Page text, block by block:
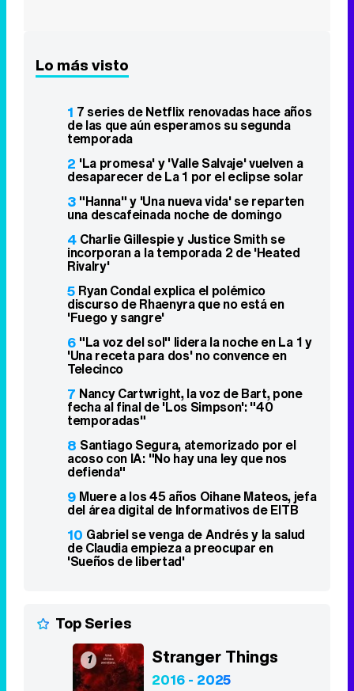
Lo más visto
1 7 series de Netflix renovadas hace años
de las que aún esperamos su segunda
temporada
2 'La promesa' y 'Valle Salvaje' vuelven a
desaparecer de La 1 por el eclipse solar
3 "Hanna" y 'Una nueva vida' se reparten
una descafeinada noche de domingo
4 Charlie Gillespie y Justice Smith se
incorporan a la temporada 2 de 'Heated
Rivalry'
5 Ryan Condal explica el polémico
discurso de Rhaenyra que no está en
'Fuego y sangre'
6 "La voz del sol" lidera la noche en La 1 y
'Una receta para dos' no convence en
Telecinco
7 Nancy Cartwright, la voz de Bart, pone
fecha al final de 'Los Simpson': "40
temporadas"
8 Santiago Segura, atemorizado por el
acoso con IA: "No hay una ley que nos
defienda"
9 Muere a los 45 años Oihane Mateos, jefa
del área digital de Informativos de EITB
10 Gabriel se venga de Andrés y la salud
de Claudia empieza a preocupar en
'Sueños de libertad'
Top Series
1 Stranger Things
2016 - 2025